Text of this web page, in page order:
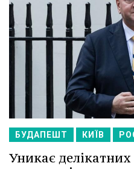
БУДАПЕШТ КИЇВ
Уникає